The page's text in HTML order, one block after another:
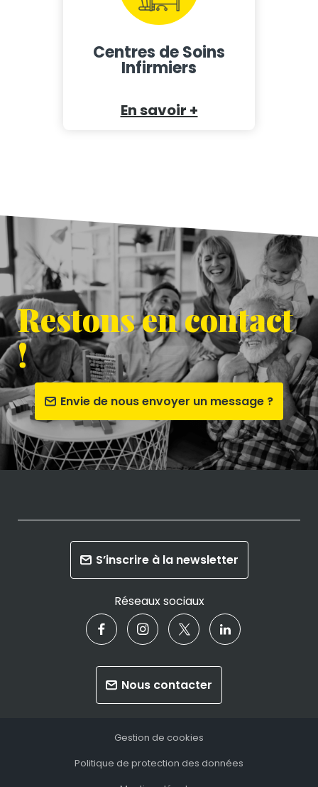
Centres de Soins
Infirmiers
En savoir +
Restons en contact
!
Envie de nous envoyer un message ?
S’inscrire à la newsletter
Réseaux sociaux
Nous contacter
Gestion de cookies
Politique de protection des données